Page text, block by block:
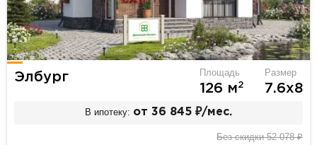
Элбург Площадь
126 м2
Размер
7.6х8
В ипотеку: от 36 845 ₽/мес.
Без скидки 52 078 ₽